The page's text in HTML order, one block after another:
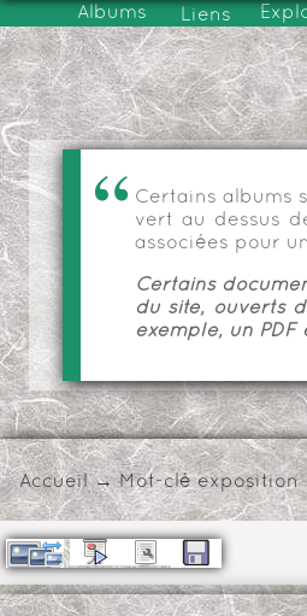
Albums Liens
Certains albums
vert au dessus
associées pour
Certains
du site, ouverts
exemple, un
Accueil→Mot-clé exposition